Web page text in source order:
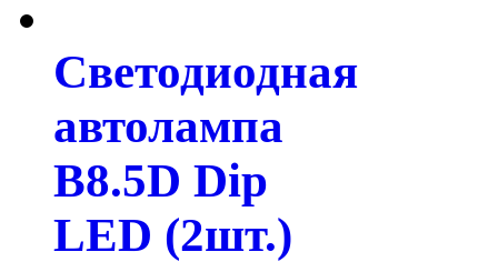
Светодиодная
автолампа
B8.5D Dip
LED (2шт.)